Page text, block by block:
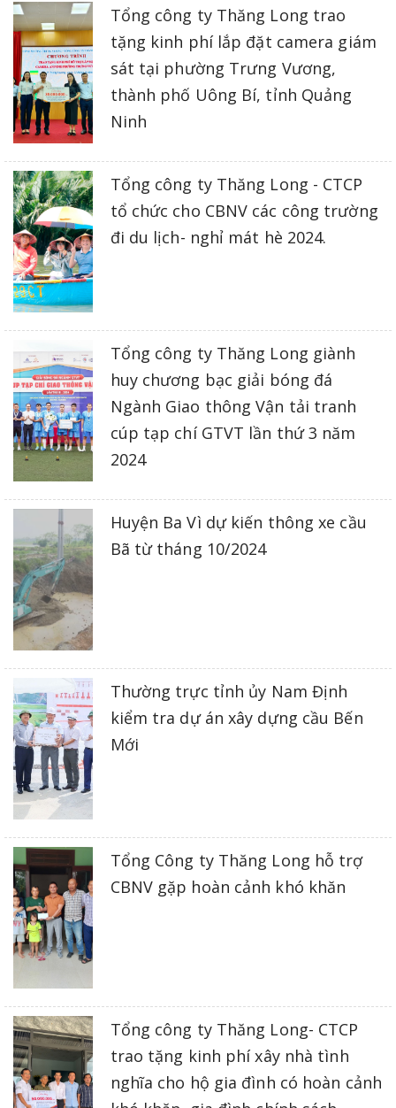
Tổng công ty Thăng Long trao
tặng kinh phí lắp đặt camera giám
sát tại phường Trưng Vương,
thành phố Uông Bí, tỉnh Quảng
Ninh
Tổng công ty Thăng Long - CTCP
tổ chức cho CBNV các công trường
đi du lịch- nghỉ mát hè 2024.
Tổng công ty Thăng Long giành
huy chương bạc giải bóng đá
Ngành Giao thông Vận tải tranh
cúp tạp chí GTVT lần thứ 3 năm
2024
Huyện Ba Vì dự kiến thông xe cầu
Bã từ tháng 10/2024
Thường trực tỉnh ủy Nam Định
kiểm tra dự án xây dựng cầu Bến
Mới
Tổng Công ty Thăng Long hỗ trợ
CBNV gặp hoàn cảnh khó khăn
Tổng công ty Thăng Long- CTCP
trao tặng kinh phí xây nhà tình
nghĩa cho hộ gia đình có hoàn cảnh